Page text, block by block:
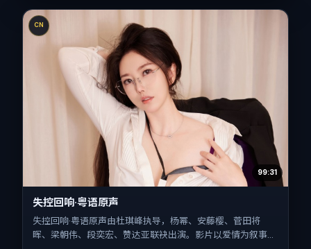
CN
99:31
失控回响·粤语原声
失控回响·粤语原声由杜琪峰执导，杨幂、安藤樱、菅田将
晖、梁朝伟、段奕宏、赞达亚联袂出演。影片以爱情为叙事引